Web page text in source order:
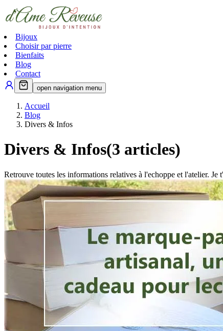
Bijoux
Choisir par pierre
Bienfaits
Blog
Contact
open navigation menu
Accueil
Blog
Divers & Infos
Divers & Infos(3 articles)
Retrouve toutes les informations relatives à l'echoppe et l'atelier.